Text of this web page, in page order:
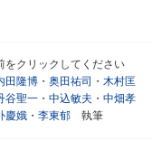
をクリックしてください
田隆博 ・ 奥田祐司 ・ 木村匡
谷聖一 ・ 中込敏夫 ・ 中畑孝
慶娥 ・ 李東郁 執筆